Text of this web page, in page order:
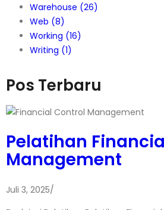
Warehouse (26)
Web (8)
Working (16)
Writing (1)
Pos Terbaru
Pelatihan
Management
Juli 3, 2025/